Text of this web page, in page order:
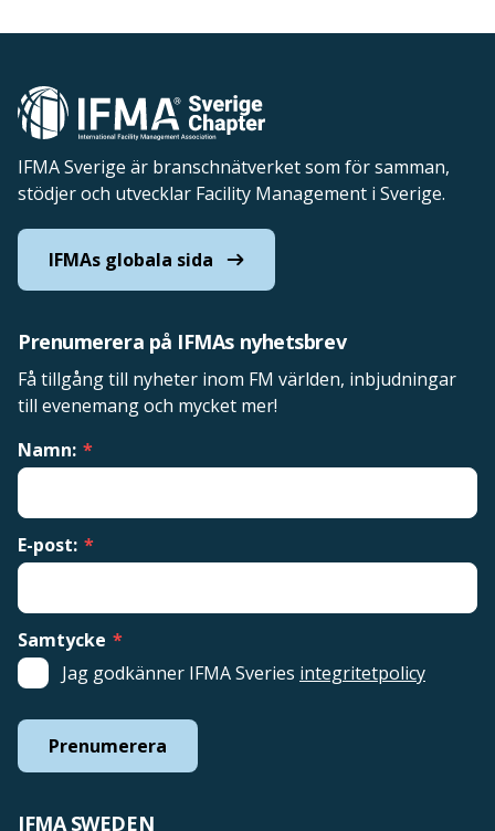
IFMA Sverige är branschnätverket som för samman,
stödjer och utvecklar Facility Management i Sverige.
IFMAs globala sida
Prenumerera på IFMAs nyhetsbrev
Få tillgång till nyheter inom FM världen, inbjudningar
till evenemang och mycket mer!
Namn: *
E-post: *
Samtycke *
Jag godkänner IFMA Sveries integritetpolicy
Prenumerera
IFMA SWEDEN